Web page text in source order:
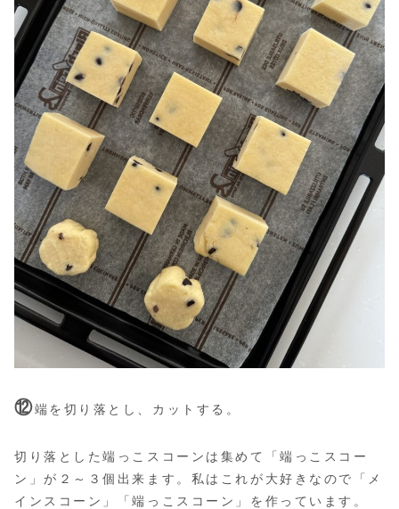
⑫端を切り落とし、カットする。
切り落とした端っこスコーンは集めて「端っこスコー
ン」が２～３個出来ます。私はこれが大好きなので「メ
インスコーン」「端っこスコーン」を作っています。